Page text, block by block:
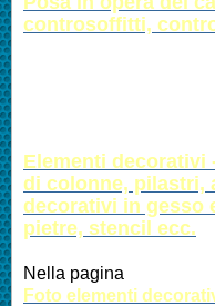
controsoffitti,
Elementi decorativi
di colonne, pilastri,
decorativi in gesso
pietre, stencil ecc.
Nella pagina
Foto elementi